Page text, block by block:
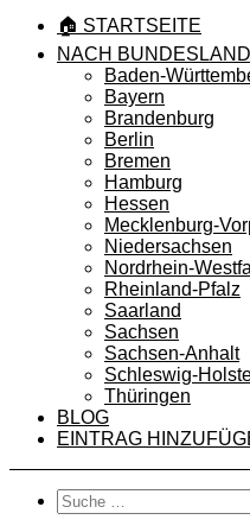
🏠 STARTSEITE
NACH BUNDESLAND
Baden-
Bayern
Brandenburg
Berlin
Bremen
Hamburg
Hessen
Mecklenburg-
Niedersachsen
Nordrhein-
Rheinland-Pfalz
Saarland
Sachsen
Sachsen-Anhalt
Schleswig-
Thüringen
BLOG
EINTRAG